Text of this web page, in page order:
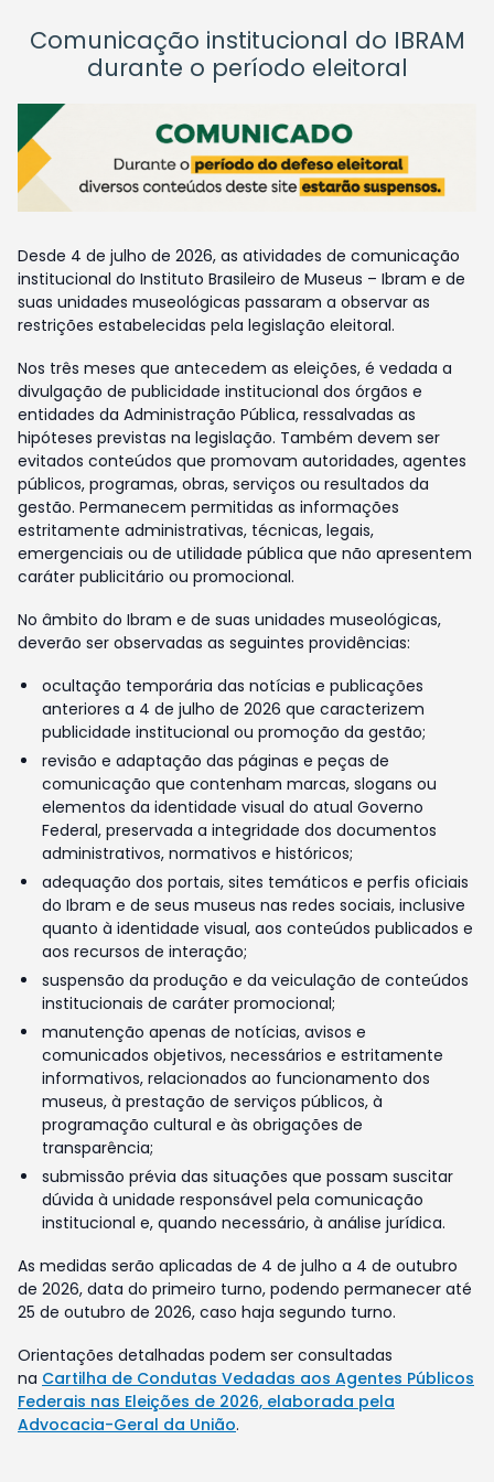
Comunicação institucional do IBRAM
durante o período eleitoral
Desde 4 de julho de 2026, as atividades de comunicação
institucional do Instituto Brasileiro de Museus – Ibram e de
suas unidades museológicas passaram a observar as
restrições estabelecidas pela legislação eleitoral.
Nos três meses que antecedem as eleições, é vedada a
divulgação de publicidade institucional dos órgãos e
entidades da Administração Pública, ressalvadas as
hipóteses previstas na legislação. Também devem ser
evitados conteúdos que promovam autoridades, agentes
públicos, programas, obras, serviços ou resultados da
gestão. Permanecem permitidas as informações
estritamente administrativas, técnicas, legais,
emergenciais ou de utilidade pública que não apresentem
caráter publicitário ou promocional.
No âmbito do Ibram e de suas unidades museológicas,
deverão ser observadas as seguintes providências:
ocultação temporária das notícias e publicações
anteriores a 4 de julho de 2026 que caracterizem
publicidade institucional ou promoção da gestão;
revisão e adaptação das páginas e peças de
comunicação que contenham marcas, slogans ou
elementos da identidade visual do atual Governo
Federal, preservada a integridade dos documentos
administrativos, normativos e históricos;
adequação dos portais, sites temáticos e perfis oficiais
do Ibram e de seus museus nas redes sociais, inclusive
quanto à identidade visual, aos conteúdos publicados e
aos recursos de interação;
suspensão da produção e da veiculação de conteúdos
institucionais de caráter promocional;
manutenção apenas de notícias, avisos e
comunicados objetivos, necessários e estritamente
informativos, relacionados ao funcionamento dos
museus, à prestação de serviços públicos, à
programação cultural e às obrigações de
transparência;
submissão prévia das situações que possam suscitar
dúvida à unidade responsável pela comunicação
institucional e, quando necessário, à análise jurídica.
As medidas serão aplicadas de 4 de julho a 4 de outubro
de 2026, data do primeiro turno, podendo permanecer até
25 de outubro de 2026, caso haja segundo turno.
Orientações detalhadas podem ser consultadas
na Cartilha de Condutas Vedadas aos Agentes Públicos
Federais nas Eleições de 2026, elaborada pela
Advocacia-Geral da União.